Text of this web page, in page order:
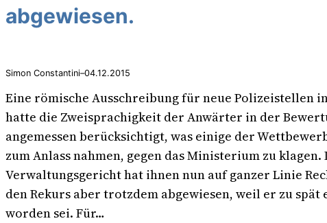
abgewiesen.
Simon Constantini–04.12.2015
Eine römische Ausschreibung für neue Polizeistellen
hatte die Zweisprachigkeit der Anwärter in der
angemessen berücksichtigt, was einige der
zum Anlass nahmen, gegen das Ministerium zu klagen.
Verwaltungsgericht hat ihnen nun auf ganzer Linie
den Rekurs aber trotzdem abgewiesen, weil er zu
worden sei. Für…